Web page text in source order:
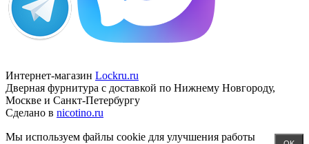
Интернет-магазин Lockru.ru
Дверная фурнитура с доставкой по Нижнему Новгороду,
Москве и Санкт-Петербургу
Сделано в nicotino.ru
Мы используем файлы cookie для улучшения работы